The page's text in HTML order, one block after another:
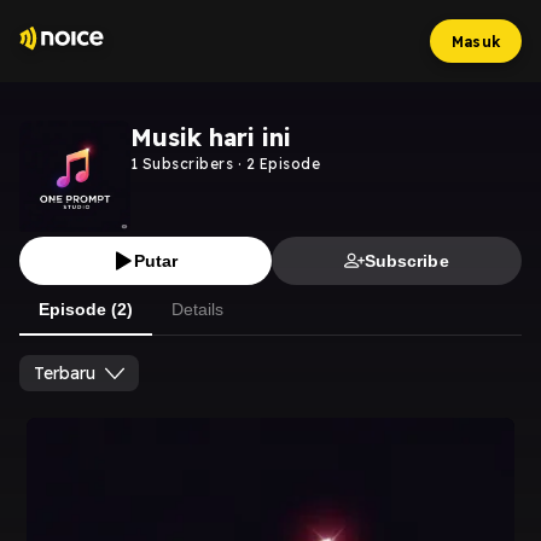
Masuk
Musik hari ini
1 Subscribers · 2 Episode
Putar Subscribe
Episode (2) Details
Terbaru